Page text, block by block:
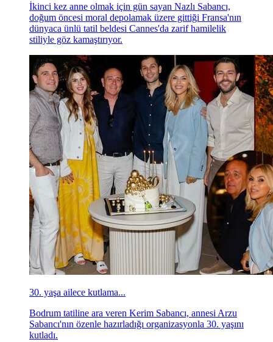
İkinci kez anne olmak için gün sayan Nazlı Sabancı,
doğum öncesi moral depolamak üzere gittiği Fransa'nın
dünyaca ünlü tatil beldesi Cannes'da zarif hamilelik
stiliyle göz kamaştırıyor.
30. yaşa ailece kutlama...
Bodrum tatiline ara veren Kerim Sabancı, annesi Arzu
Sabancı'nın özenle hazırladığı organizasyonla 30. yaşını
kutladı.